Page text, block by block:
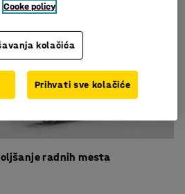
radnih mesta
Cooke policy
kolačića
Prihvati sve kolačiće